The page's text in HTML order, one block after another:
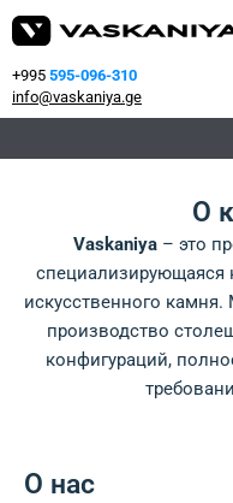
Перейти
содержимому
+995 595-096-310
info@vaskaniya.ge
О
Vaskaniya– это
специализирующаяся
искусственного
производство
конфигураций,
О нас